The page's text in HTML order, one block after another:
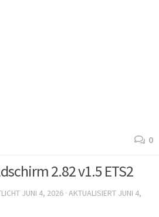
0
2.82 v1.5 ETS2
JUNI 4, 2026 · AKTUALISIERT JUNI 4,